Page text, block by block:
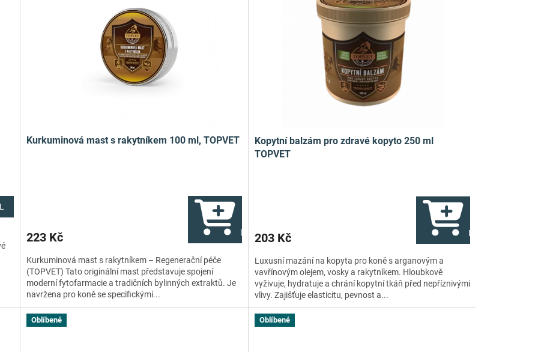
Kurkuminová mast s rakytníkem 100 ml, TOPVET
223 Kč Do košíku
Kurkuminová mast s rakytníkem – Regenerační péče
(TOPVET) Tato originální mast představuje spojení
moderní fytofarmacie a tradičních bylinných extraktů. Je
navržena pro koně se specifickými...
Kopytní balzám pro zdravé kopyto 250 ml
TOPVET
203 Kč Do košíku
Luxusní mazání na kopyta pro koně s arganovým a
vavřínovým olejem, vosky a rakytníkem. Hloubkově
vyživuje, hydratuje a chrání kopytní tkáň před nepříznivými
vlivy. Zajišťuje elasticitu, pevnost a...
Oblíbené Oblíbené